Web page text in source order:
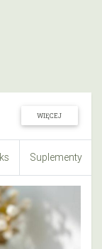
WIĘCEJ
Suplementy